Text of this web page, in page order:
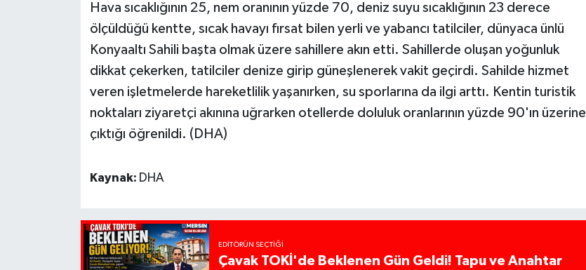
Hava sıcaklığının 25, nem oranının yüzde 70, deniz suyu sıcaklığının 23 derece
ölçüldüğü kentte, sıcak havayı fırsat bilen yerli ve yabancı tatilciler, dünyaca ünlü
Konyaaltı Sahili başta olmak üzere sahillere akın etti. Sahillerde oluşan yoğunluk
dikkat çekerken, tatilciler denize girip güneşlenerek vakit geçirdi. Sahilde hizmet
veren işletmelerde hareketlilik yaşanırken, su sporlarına da ilgi arttı. Kentin turistik
noktaları ziyaretçi akınına uğrarken otellerde doluluk oranlarının yüzde 90'ın üzerine
çıktığı öğrenildi. (DHA)
Kaynak: DHA
EDITÖRÜN SEÇTIĞI
Çavak TOKİ'de Beklenen Gün Geldi! Tapu ve Anahtar